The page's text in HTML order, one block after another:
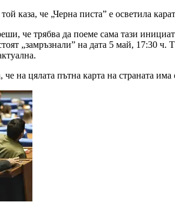
каза, че „Черна писта” е осветила
че трябва да поеме сама тази
„замръзнали” на дата 5 май, 17:30
че на цялата пътна карта на страната